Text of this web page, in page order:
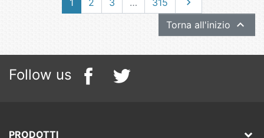
1 2 3 … 315

Torna all'inizio 
Follow us
PRODOTTI